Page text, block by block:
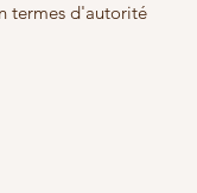
termes d'autorité